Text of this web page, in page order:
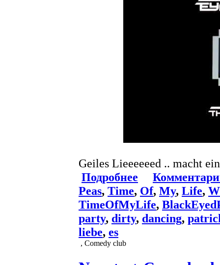
Geiles Lieeeeeed .. macht
Подробнее
Peas, Time, Of, My, Life,
TimeOfMyLife,
party, dirty, dancing,
liebe, es
, Comedy club